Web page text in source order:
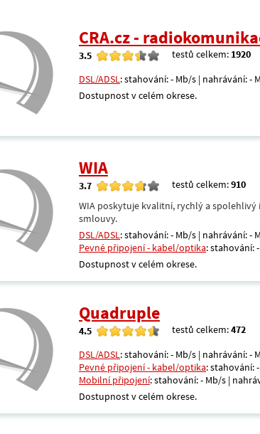
CRA.cz -
3.5 testů celkem: 1920
DSL/ADSL: stahování: - Mb/s | nahrávání: -
Dostupnost v celém okrese.
WIA
3.7 testů celkem:910
WIA poskytuje kvalitní, rychlý a spolehlivý
smlouvy.
DSL/ADSL: stahování: - Mb/s | nahrávání: -
Pevné připojení - kabel/optika: stahování:
Dostupnost v celém okrese.
Quadruple
4.5 testů celkem:472
DSL/ADSL: stahování: - Mb/s | nahrávání: -
Pevné připojení - kabel/optika: stahování:
Mobilní připojení: stahování: - Mb/s |
Dostupnost v celém okrese.